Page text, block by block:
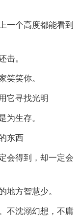
一个高度都能看到
击。
笑笑你。
它寻找光明
为生存。
东西
会得到，却一定会
地方智慧少。
不沈溺幻想，不庸